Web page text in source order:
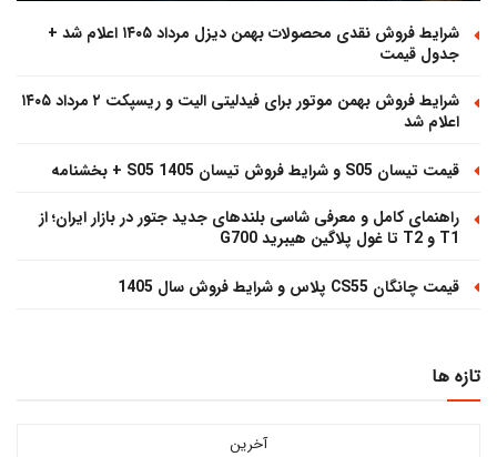
شرایط فروش نقدی محصولات بهمن دیزل مرداد ۱۴۰۵ اعلام شد +
جدول قیمت
شرایط فروش بهمن موتور برای فیدلیتی الیت و ریسپکت ۲ مرداد ۱۴۰۵
اعلام شد
قیمت تیسان S05 و شرایط فروش تیسان S05 1405 + بخشنامه
راهنمای کامل و معرفی شاسی بلندهای جدید جتور در بازار ایران؛ از
T1 و T2 تا غول پلاگین هیبرید G700
قیمت چانگان CS55 پلاس و شرایط فروش سال 1405
تازه ها
آخرین